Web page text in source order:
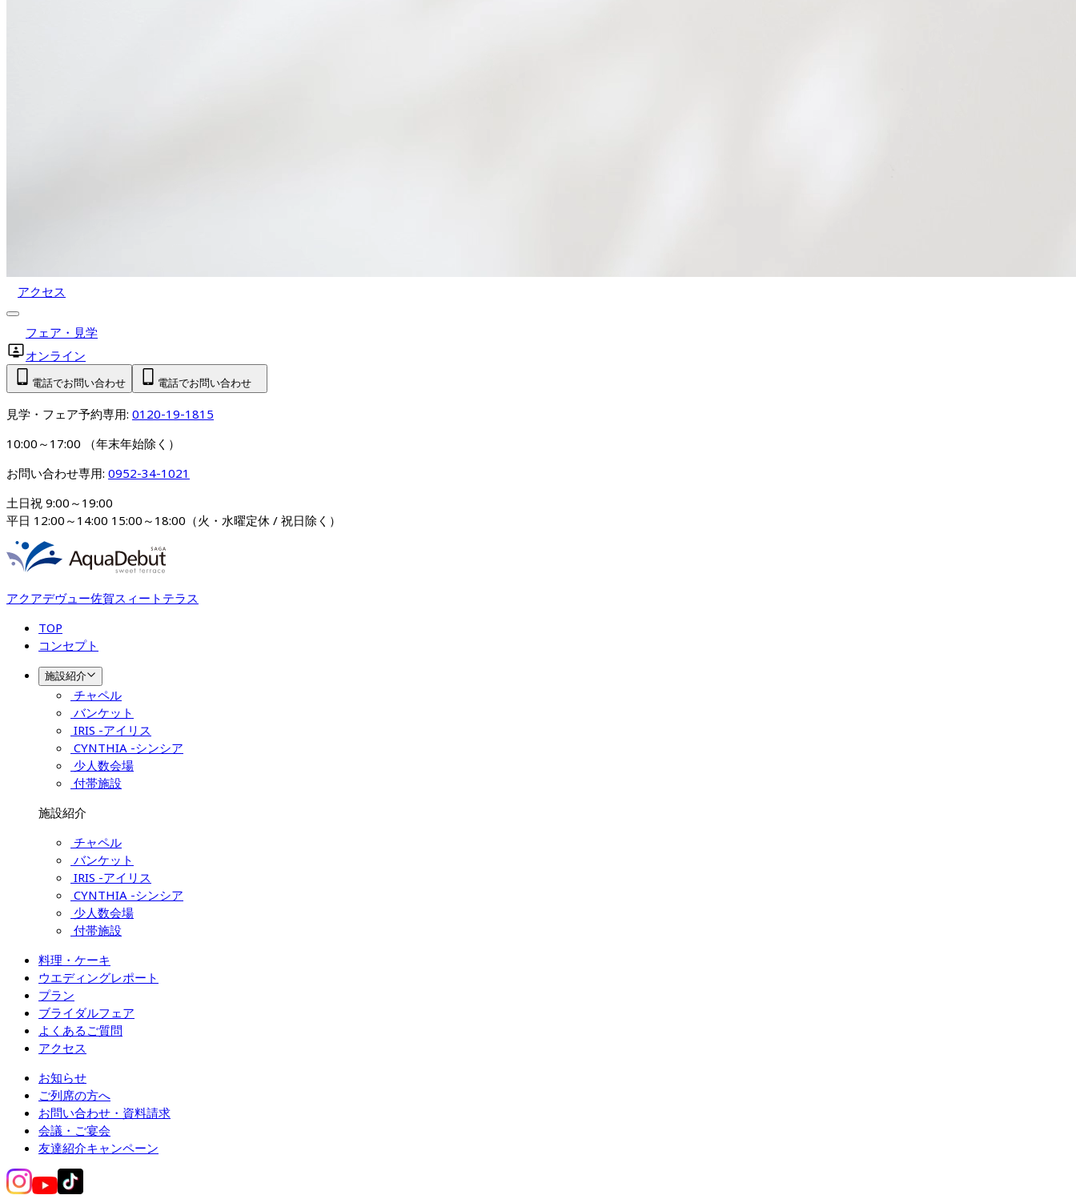
アクセス
フェア・見学
オンライン
電話でお問い合わせ 電話でお問い合わせ
見学・フェア予約専用: 0120-19-1815
10:00～17:00 （年末年始除く）
お問い合わせ専用: 0952-34-1021
土日祝 9:00～19:00
平日 12:00～14:00 15:00～18:00（火・水曜定休 / 祝日除く）
アクアデヴュー佐賀スィートテラス
TOP
コンセプト
施設紹介
チャペル
バンケット
IRIS -アイリス
CYNTHIA -シンシア
少人数会場
付帯施設
施設紹介
チャペル
バンケット
IRIS -アイリス
CYNTHIA -シンシア
少人数会場
付帯施設
料理・ケーキ
ウエディングレポート
プラン
ブライダルフェア
よくあるご質問
アクセス
お知らせ
ご列席の方へ
お問い合わせ・資料請求
会議・ご宴会
友達紹介キャンペーン